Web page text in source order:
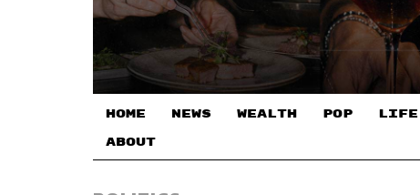
HOME NEWS WEALTH POP LIFE
ABOUT